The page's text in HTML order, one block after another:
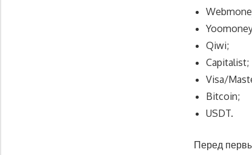
Qiwi;
Capitalist;
Visa/
Bitcoin;
USDT.
Перед